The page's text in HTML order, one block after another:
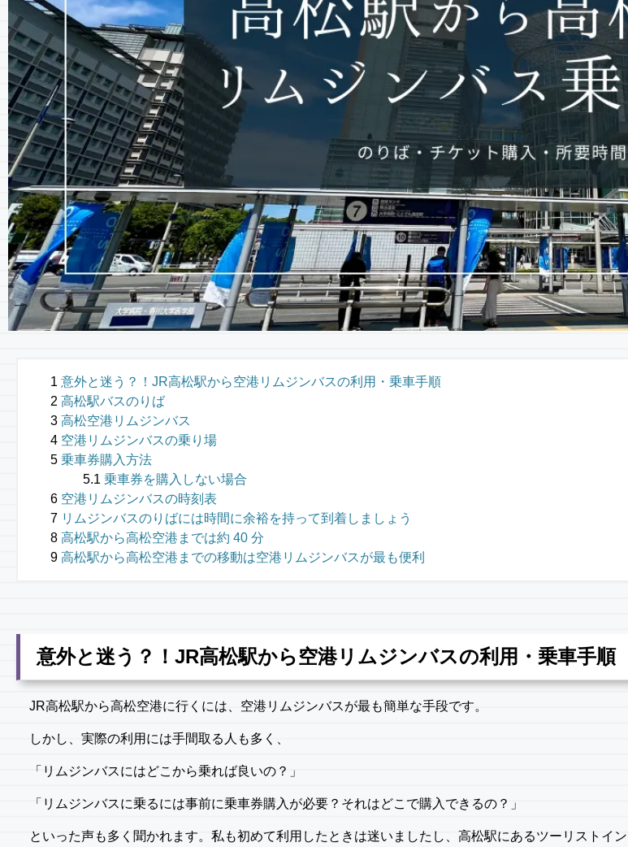
意外と迷う？！JR高松駅から空港リムジンバスの利用・乗車手順
高松駅バスのりば
高松空港リムジンバス
空港リムジンバスの乗り場
乗車券購入方法
乗車券を購入しない場合
空港リムジンバスの時刻表
リムジンバスのりばには時間に余裕を持って到着しましょう
高松駅から高松空港までは約 40 分
高松駅から高松空港までの移動は空港リムジンバスが最も便利
意外と迷う？！JR高松駅から空港リムジンバスの利用・乗車手順
JR高松駅から高松空港に行くには、空港リムジンバスが最も簡単な手段です。
しかし、実際の利用には手間取る人も多く、
「リムジンバスにはどこから乗れば良いの？」
「リムジンバスに乗るには事前に乗車券購入が必要？それはどこで購入できるの？」
といった声も多く聞かれます。私も初めて利用したときは迷いましたし、高松駅にあるツーリストイ